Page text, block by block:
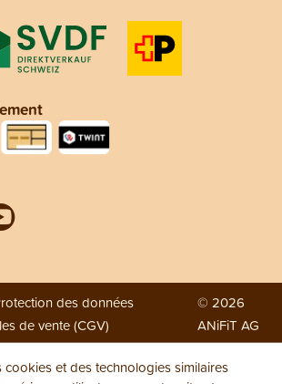
des données
de vente (CGV)
© 2026
ANiFiT AG
cookies et des technologies similaires